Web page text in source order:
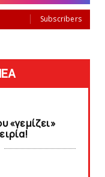
Subscribers
«γεμίζει»